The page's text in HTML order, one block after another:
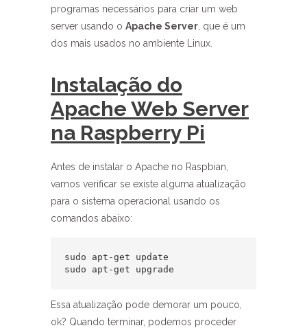
programas necessários para criar um web
server usando o Apache Server , que é um
dos mais usados no ambiente Linux.
Instalação do
Apache Web Server
na Raspberry Pi
Antes de instalar o Apache no Raspbian,
vamos verificar se existe alguma atualização
para o sistema operacional usando os
comandos abaixo:
sudo apt-get update
sudo apt-get upgrade
Essa atualização pode demorar um pouco,
ok? Quando terminar, podemos proceder